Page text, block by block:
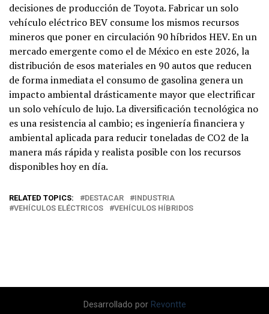
decisiones de producción de Toyota. Fabricar un solo
vehículo eléctrico BEV consume los mismos recursos
mineros que poner en circulación 90 híbridos HEV. En un
mercado emergente como el de México en este 2026, la
distribución de esos materiales en 90 autos que reducen
de forma inmediata el consumo de gasolina genera un
impacto ambiental drásticamente mayor que electrificar
un solo vehículo de lujo. La diversificación tecnológica no
es una resistencia al cambio; es ingeniería financiera y
ambiental aplicada para reducir toneladas de CO2​ de la
manera más rápida y realista posible con los recursos
disponibles hoy en día.
RELATED TOPICS: DESTACAR
INDUSTRIA
VEHÍCULOS ELÉCTRICOS
VEHÍCULOS HÍBRIDOS
Desarrollado por Revontte